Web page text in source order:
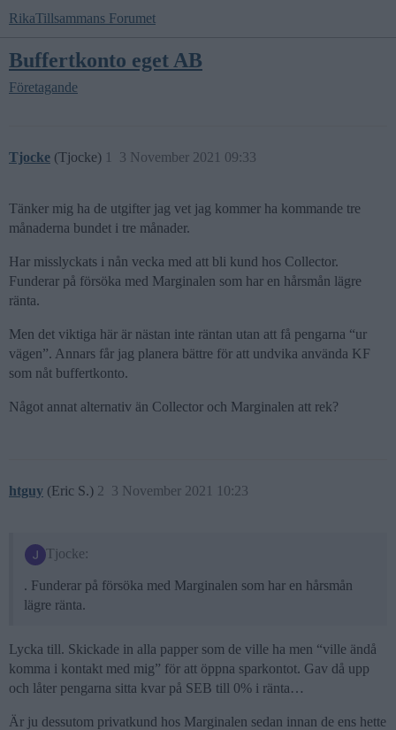
RikaTillsammans Forumet
Buffertkonto eget AB
Företagande
Tjocke (Tjocke) 3 November 2021 09:33
1
Tänker mig ha de utgifter jag vet jag kommer ha kommande tre
månaderna bundet i tre månader.
Har misslyckats i nån vecka med att bli kund hos Collector.
Funderar på försöka med Marginalen som har en hårsmån lägre
ränta.
Men det viktiga här är nästan inte räntan utan att få pengarna “ur
vägen”. Annars får jag planera bättre för att undvika använda KF
som nåt buffertkonto.
Något annat alternativ än Collector och Marginalen att rek?
htguy (Eric S.) 3 November 2021 10:23
2
Tjocke:
. Funderar på försöka med Marginalen som har en hårsmån
lägre ränta.
Lycka till. Skickade in alla papper som de ville ha men “ville ändå
komma i kontakt med mig” för att öppna sparkontot. Gav då upp
och låter pengarna sitta kvar på SEB till 0% i ränta…
Är ju dessutom privatkund hos Marginalen sedan innan de ens hette